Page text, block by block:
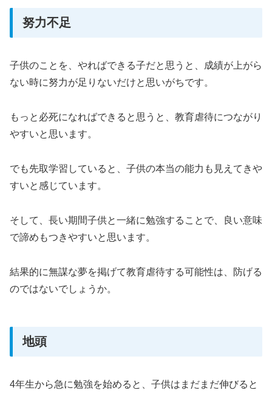
努力不足
子供のことを、やればできる子だと思うと、成績が上がら
ない時に努力が足りないだけと思いがちです。
もっと必死になればできると思うと、教育虐待につながり
やすいと思います。
でも先取学習していると、子供の本当の能力も見えてきや
すいと感じています。
そして、長い期間子供と一緒に勉強することで、良い意味
で諦めもつきやすいと思います。
結果的に無謀な夢を掲げて教育虐待する可能性は、防げる
のではないでしょうか。
地頭
4年生から急に勉強を始めると、子供はまだまだ伸びると